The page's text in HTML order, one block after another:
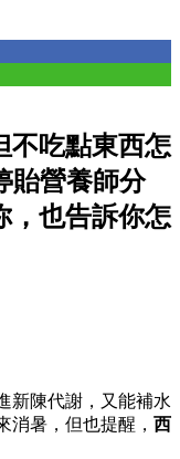
不吃點東西怎
貽營養師分
，也告訴你怎
新陳代謝，又能補水
消暑，但也提醒， 西